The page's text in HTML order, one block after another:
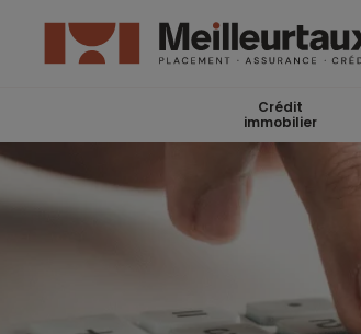
Crédit
immobilier